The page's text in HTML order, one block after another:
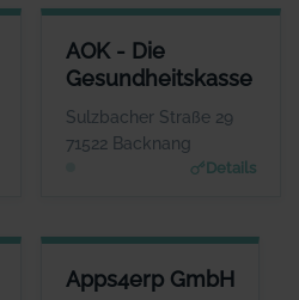
EXPERTEN
Schubert
WEBSITE
AOK - Die
Gesundheitskasse
Sulzbacher Straße 29
71522 Backnang
Details
AOK - DIE
Herr Dominik
www.aok.de/bw
PARTG MBB STB/WP
ANSPRECHPARTNER
Apps4erp GmbH
APPS4ERP GMBH
ANSPRECHPARTNER